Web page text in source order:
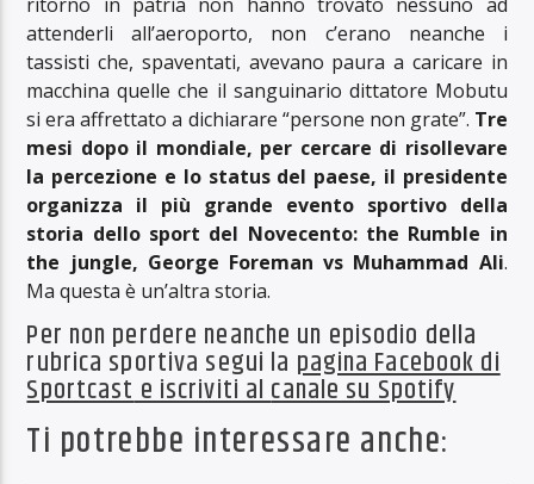
attenderli all’aeroporto, non c’erano neanche i
tassisti che, spaventati, avevano paura a caricare in
macchina quelle che il sanguinario dittatore Mobutu
si era affrettato a dichiarare “persone non grate”. Tre
mesi dopo il mondiale, per cercare di risollevare
la percezione e lo status del paese, il presidente
organizza il più grande evento sportivo della
storia dello sport del Novecento: the Rumble in
the jungle, George Foreman vs Muhammad Ali.
Ma questa è un’altra storia.
Per non perdere neanche un episodio della
rubrica sportiva segui la pagina Facebook di
Sportcaste iscriviti alcanale su Spotify
Ti potrebbe interessare anche: